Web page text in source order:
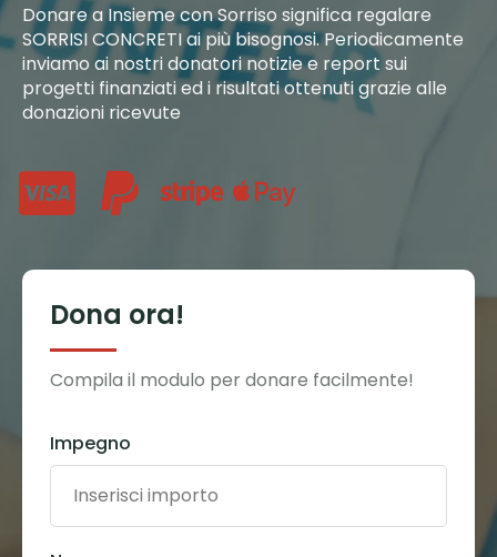
Donare a Insieme con Sorriso significa regalare
SORRISI CONCRETI ai più bisognosi. Periodicamente
inviamo ai nostri donatori notizie e report sui
progetti finanziati ed i risultati ottenuti grazie alle
donazioni ricevute
Dona ora!
Compila il modulo per donare facilmente!
Impegno